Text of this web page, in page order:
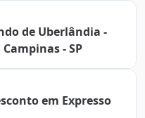
de Uberlândia -
- SP
em Expresso